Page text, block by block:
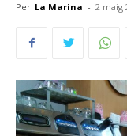
Per La Marina - 2 maig